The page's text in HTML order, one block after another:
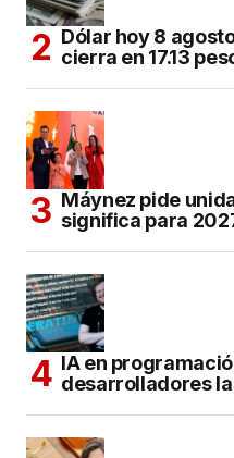
Dólar hoy 8
cierra en 17.13
Máynez pide
significa para
IA en
desarrolladores